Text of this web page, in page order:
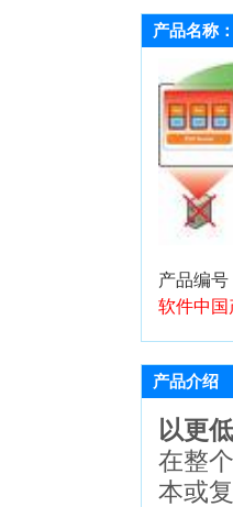
DigiPortal
ATR Soft Ltd
产品名称
产品编号
软件中国
产品介绍
以更
在整
本或